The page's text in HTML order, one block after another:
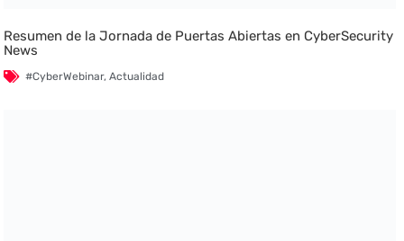
Resumen de la Jornada de Puertas Abiertas en CyberSecurity
News
#CyberWebinar,Actualidad